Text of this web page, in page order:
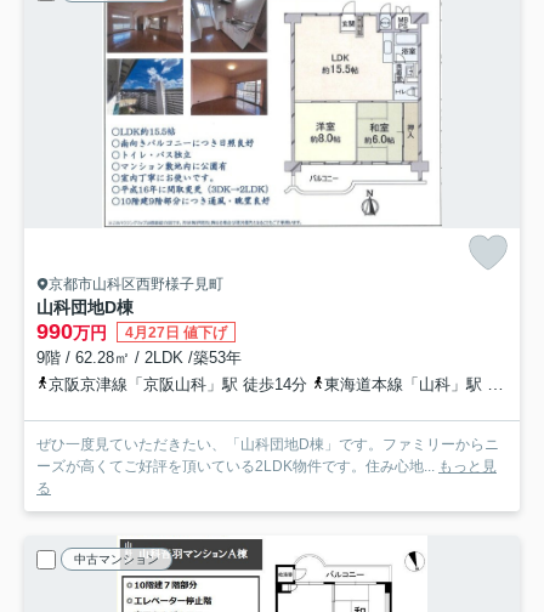
京都市山科区西野様子見町
山科団地D棟
990万円 4月27日 値下げ
9階 / 62.28㎡ / 2LDK /築53年
京阪京津線「京阪山科」駅 徒歩14分
東海道本線「山科」駅 徒歩14分
ぜひ一度見ていただきたい、「山科団地D棟」です。ファミリーからニ
ーズが高くてご好評を頂いている2LDK物件です。住み心地... もっと見
る
中古マンション